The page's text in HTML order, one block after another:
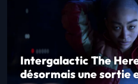
Intergalactic The
désormais une sortie